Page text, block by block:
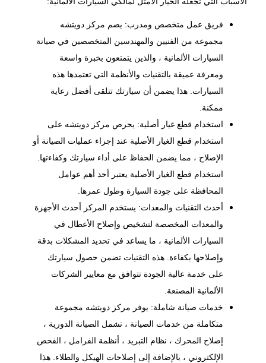
فريق عمل متخصص ومدرب: يضم مركز دويتشه
مجموعة من الفنيين والمهندسين المتخصصين في صيانة
السيارات الألمانية ، والذين يتمتعون بخبرة واسعة
ومعرفة عميقة بالتقنيات والأنظمة التي تعتمدها هذه
السيارات. هذا يضمن أن سيارتك تتلقى أفضل رعاية
ممكنة.
استخدام قطع غيار أصلية: يحرص مركز دويتشه على
استخدام قطع الغيار الأصلية عند إجراء عمليات الصيانة أو
الإصلاح ، مما يضمن الحفاظ على أداء سيارتك وكفاءتها.
استخدام قطع الغيار الأصلية يعتبر أحد أهم عوامل
المحافظة على جودة السيارة وطول عمرها.
أحدث التقنيات والمعدات: يستخدم المركز أحدث الأجهزة
والمعدات المخصصة لتشخيص وإصلاح الأعطال في
السيارات الألمانية ، ما يساعد في تحديد المشكلات بدقة
وإصلاحها بكفاءة. هذه التقنيات تضمن حصول سيارتك
على خدمة عالية الجودة تتوافق مع معايير الشركات
الألمانية المصنعة.
خدمات صيانة شاملة: يوفر مركز دويتشه مجموعة
متكاملة من خدمات الصيانة ، تشمل الصيانة الدورية ،
إصلاح المحرك ، نظام التبريد ، أنظمة الفرامل ، الفحص
الإلكتروني ، بالإضافة إلى إصلاحات الهيكل والطلاء. هذا